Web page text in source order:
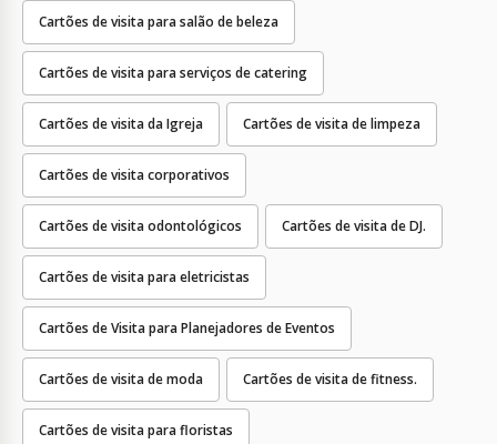
Cartões de visita para salão de beleza
Cartões de visita para serviços de catering
Cartões de visita da Igreja Cartões de visita de limpeza
Cartões de visita corporativos
Cartões de visita odontológicos Cartões de visita de DJ.
Cartões de visita para eletricistas
Cartões de Visita para Planejadores de Eventos
Cartões de visita de moda Cartões de visita de fitness.
Cartões de visita para floristas